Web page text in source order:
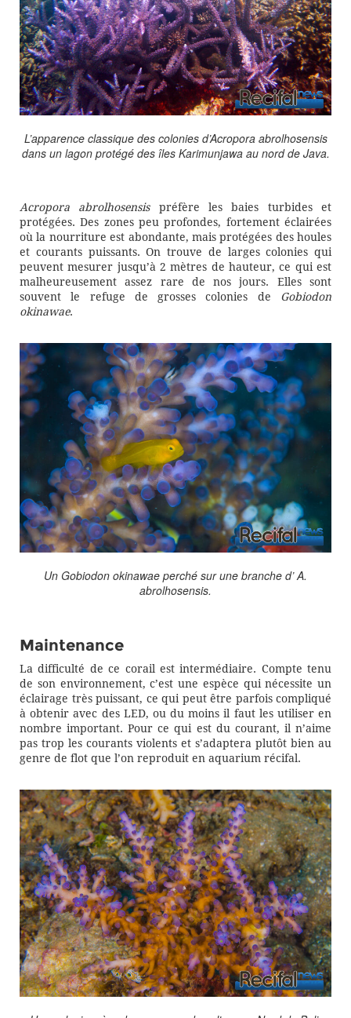
L’apparence classique des colonies d’Acropora abrolhosensis
dans un lagon protégé des îles Karimunjawa au nord de Java.
Acropora abrolhosensispréfère les baies turbides et
protégées. Des zones peu profondes, fortement éclairées
où la nourriture est abondante, mais protégées des houles
et courants puissants. On trouve de larges colonies qui
peuvent mesurer jusqu’à 2 mètres de hauteur, ce qui est
malheureusement assez rare de nos jours. Elles sont
souvent le refuge de grosses colonies de Gobiodon
okinawae.
Un Gobiodon okinawae perché sur une branche d’A.
abrolhosensis.
Maintenance
La difficulté de ce corail est intermédiaire. Compte tenu
de son environnement, c’est une espèce qui nécessite un
éclairage très puissant, ce qui peut être parfois compliqué
à obtenir avec des LED, ou du moins il faut les utiliser en
nombre important. Pour ce qui est du courant, il n’aime
pas trop les courants violents et s’adaptera plutôt bien au
genre de flot que l’on reproduit en aquarium récifal.